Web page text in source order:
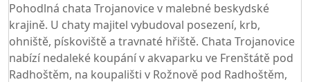
Pohodlná chata Trojanovice v malebné beskydské
krajině. U chaty majitel vybudoval posezení, krb,
ohniště, pískoviště a travnaté hřiště. Chata Trojanovice
nabízí nedaleké koupání v akvaparku ve Frenštátě pod
Radhoštěm, na koupališti v Rožnově pod Radhoštěm,